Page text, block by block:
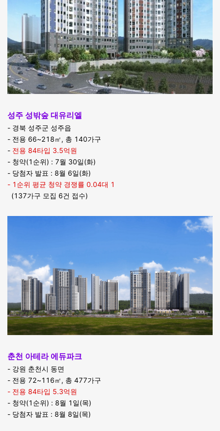
성주 성밖숲 대유리엘
- 경북 성주군 성주읍
- 전용 66~218㎡, 총 140가구
- 전용 84타입 3.5억원
- 청약(1순위) : 7월 30일(화)
- 당첨자 발표 : 8월 6일(화)
- 1순위 평균 청약 경쟁률 0.04대 1
(137가구 모집 6건 접수)
춘천 아테라 에듀파크
- 강원 춘천시 동면
- 전용 72~116㎡, 총 477가구
- 전용 84타입 5.3억원
- 청약(1순위) : 8월 1일(목)
- 당첨자 발표 : 8월 8일(목)